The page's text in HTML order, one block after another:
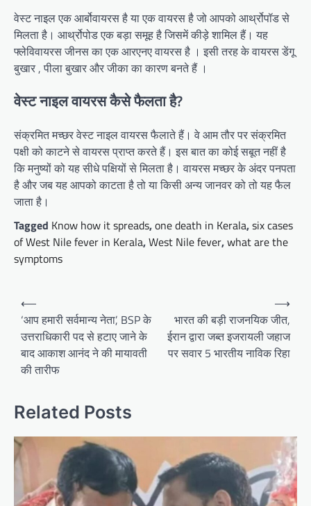
वेस्ट नाइल एक आर्बोवायरस है या एक वायरस है जो आपको आर्थ्रोपॉड से
मिलता है। आर्थ्रोपोड एक बड़ा समूह है जिसमें कीड़े शामिल हैं। यह
फ्लेविवायरस जीनस का एक आरएनए वायरस है । इसी तरह के वायरस डेंगू
बुखार , पीला बुखार और जीका का कारण बनते हैं ।
वेस्ट नाइल वायरस कैसे फैलता है?
संक्रमित मच्छर वेस्ट नाइल वायरस फैलाते हैं। वे आम तौर पर संक्रमित
पक्षी को काटने से वायरस प्राप्त करते हैं। इस बात का कोई सबूत नहीं है
कि मनुष्यों को यह सीधे पक्षियों से मिलता है। वायरस मच्छर के अंदर पनपता
है और जब यह आपको काटता है तो या किसी अन्य जानवर को तो यह फैल
जाता है।
Tagged Know how it spreads,one death in Kerala,six cases
of West Nile fever in Kerala,West Nile fever,what are the
symptoms
Post
navigation
⟵
‘आप हमारी सर्वमान्य नेता’, BSP के
उत्तराधिकारी पद से हटाए जाने के
बाद आकाश आनंद ने की मायावती
की तारीफ
भारत की बड़ी राजनयिक जीत,
ईरान द्वारा जब्त इजरायली जहाज
पर सवार 5 भारतीय नाविक रिहा
⟶
Related Posts